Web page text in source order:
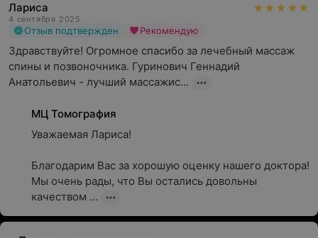
Лариса
4 сентября 2025
Отзыв подтвержден Рекомендую
Здравствуйте! Огромное спасибо за лечебный массаж
спины и позвоночника. Гуринович Геннадий
Анатольевич - лучший массажис...
МЦ Томография
Уважаемая Лариса!
Благодарим Вас за хорошую оценку нашего доктора!
Мы очень рады, что Вы остались довольны
качеством ...